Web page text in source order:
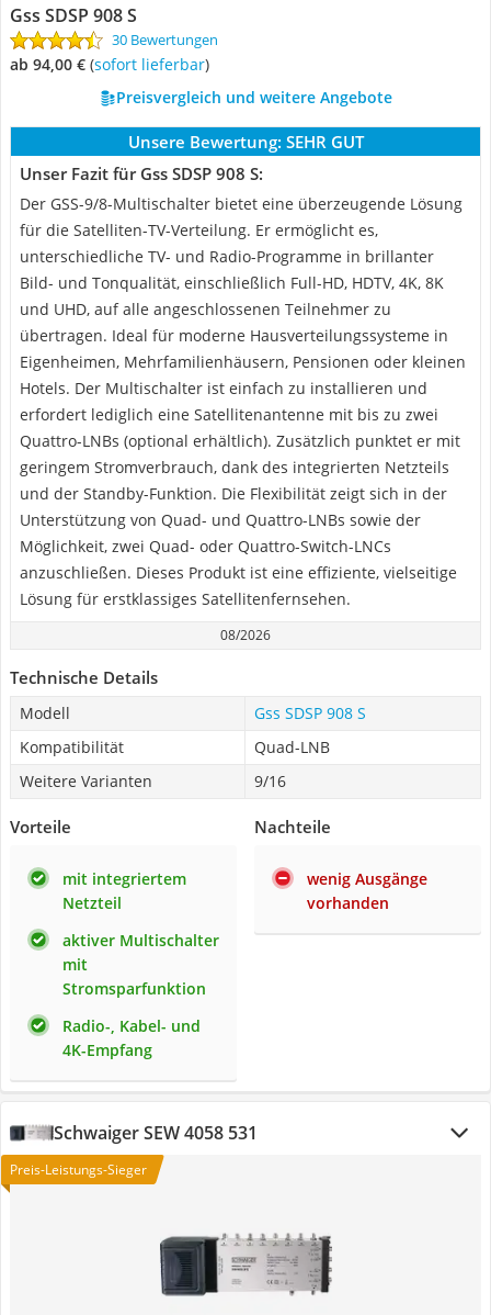
Gss SDSP 908 S
30 Bewertungen
ab 94,00 € ( Sofort lieferbar)
Preisvergleich und weitere Angebote
Unsere Bewertung: SEHR GUT
Unser Fazit für Gss SDSP 908 S:
Der GSS-9/8-Multischalter bietet eine überzeugende Lösung
für die Satelliten-TV-Verteilung. Er ermöglicht es,
unterschiedliche TV- und Radio-Programme in brillanter
Bild- und Tonqualität, einschließlich Full-HD, HDTV, 4K, 8K
und UHD, auf alle angeschlossenen Teilnehmer zu
übertragen. Ideal für moderne Hausverteilungssysteme in
Eigenheimen, Mehrfamilienhäusern, Pensionen oder kleinen
Hotels. Der Multischalter ist einfach zu installieren und
erfordert lediglich eine Satellitenantenne mit bis zu zwei
Quattro-LNBs (optional erhältlich). Zusätzlich punktet er mit
geringem Stromverbrauch, dank des integrierten Netzteils
und der Standby-Funktion. Die Flexibilität zeigt sich in der
Unterstützung von Quad- und Quattro-LNBs sowie der
Möglichkeit, zwei Quad- oder Quattro-Switch-LNCs
anzuschließen. Dieses Produkt ist eine effiziente, vielseitige
Lösung für erstklassiges Satellitenfernsehen.
08/2026
Technische Details
Modell
Gss SDSP 908 S
Kompatibilität
Quad-LNB
Weitere Varianten
9/16
Vorteile
mit integriertem
Netzteil
aktiver Multischalter
mit
Stromsparfunktion
Radio-, Kabel- und
4K-Empfang
Nachteile
wenig Ausgänge
vorhanden
Schwaiger SEW 4058 531
Preis-Leistungs-Sieger